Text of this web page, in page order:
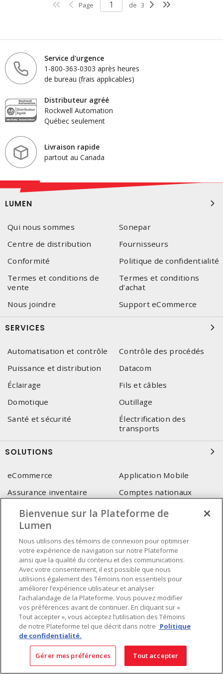
Page de 3
Service d'urgence
1-800-363-0303 après heures
de bureau (frais applicables)
Distributeur agréé
Rockwell Automation
Québec seulement
Livraison rapide
partout au Canada
LUMEN
Qui nous sommes
Sonepar
Centre de distribution
Fournisseurs
Conformité
Politique de confidentialité
Termes et conditions de
vente
Termes et conditions
d'achat
Nous joindre
Support eCommerce
SERVICES
Automatisation et contrôle
Contrôle des procédés
Puissance et distribution
Datacom
Éclairage
Fils et câbles
Domotique
Outillage
Santé et sécurité
Électrification des
transports
SOLUTIONS
eCommerce
Application Mobile
Assurance inventaire
Comptes nationaux
Conteneur sécurisé
Entente corporative
Service pour consultant-
SIÈGE SOCIAL
4655, Autoroute 440 Ouest
Laval, QC, H7P 5P9
:450 688-9249
Sans frais:1 800 599-9249
Téléc. :450 686-1444
Service d'urgence:1 800 363-0303 (Après les heures de
bureau - 17h00 et 7h00, Frais applicables)
Bienvenue sur la Plateforme de
Lumen
Nous utilisons des témoins de connexion pour optimiser
votre expérience de navigation sur notre Plateforme
ainsi que la qualité du contenu et des communications.
Avec votre consentement, il est possible que nous
utilisions également des Témoins non essentiels pour
améliorer l’expérience utilisateur et analyser
l’achalandage de la Plateforme. Vous pouvez modifier
vos préférences avant de continuer. En cliquant sur «
Tout accepter », vous acceptez l’utilisation des Témoins
de notre Plateforme tel que décrit dans notre Politique
de confidentialité.
Gérer mes préférences Tout accepter